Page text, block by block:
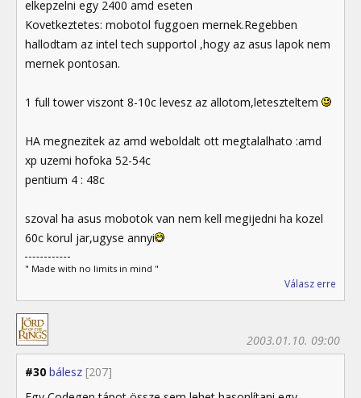
elkepzelni egy 2400 amd eseten
Kovetkeztetes: mobotol fuggoen mernek.Regebben
hallodtam az intel tech supportol ,hogy az asus lapok nem
mernek pontosan.
1 full tower viszont 8-10c levesz az allotom,leteszteltem
HA megnezitek az amd weboldalt ott megtalalhato :amd
xp uzemi hofoka 52-54c
pentium 4 : 48c
szoval ha asus mobotok van nem kell megijedni ha kozel
60c korul jar,ugyse annyi
" Made with no limits in mind "
Válasz erre
#30 bálesz [207]
2003.01.10. 09:00